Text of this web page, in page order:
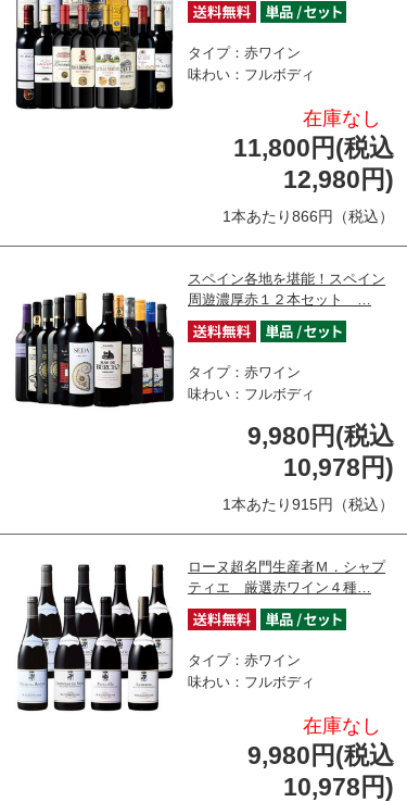
タイプ：赤ワイン
味わい：フルボディ
在庫なし
11,800円(税込
12,980円)
1本あたり866円（税込）
スペイン各地を堪能！スペイン
周遊濃厚赤１２本セット …
タイプ：赤ワイン
味わい：フルボディ
9,980円(税込
10,978円)
1本あたり915円（税込）
ローヌ超名門生産者Ｍ．シャプ
ティエ 厳選赤ワイン４種…
タイプ：赤ワイン
味わい：フルボディ
在庫なし
9,980円(税込
10,978円)